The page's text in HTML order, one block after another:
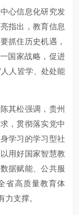
心信息化研究发
指出，教育信息
抓住历史机遇，
国家战略，促进
人皆学、处处能
其松强调，贵州
，贯彻落实党中
学习的学习型社
用好国家智慧教
据赋能、公共服
省高质量教育体
支撑。